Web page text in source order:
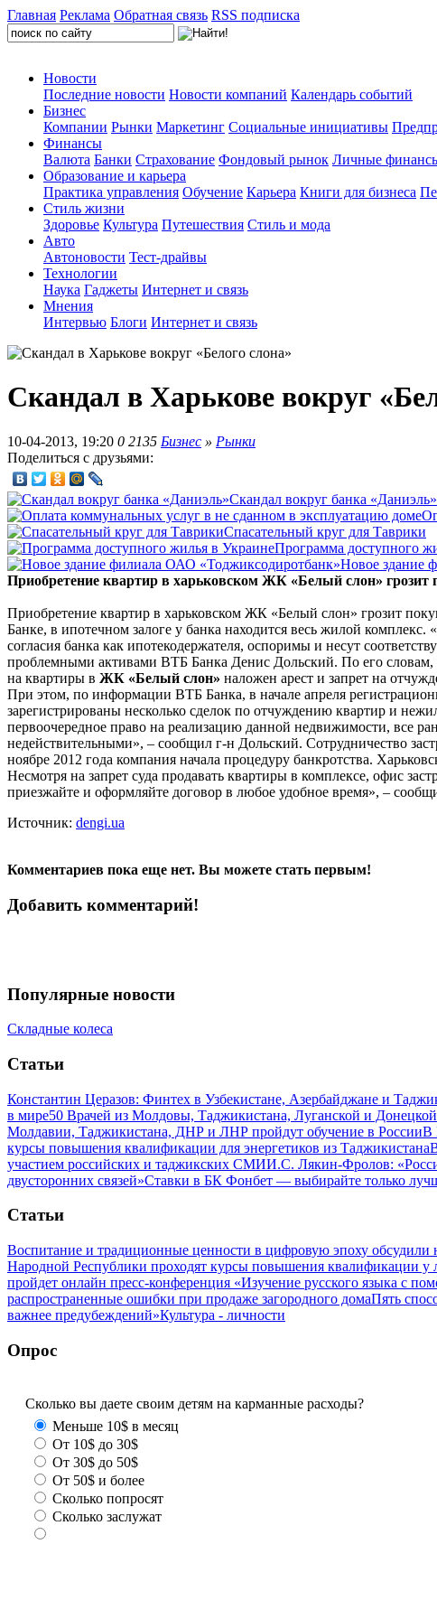
Главная Реклама Обратная связь RSS подписка
Новости
Последние новости Новости компаний Календарь событий
Бизнес
Компании Рынки Маркетинг Социальные инициативы
Финансы
Валюта Банки Страхование Фондовый рынок Личные
Образование и карьера
Практика управления Обучение Карьера Книги для бизнеса
Стиль жизни
Здоровье Культура Путешествия Стиль и мода
Авто
Автоновости Тест-драйвы
Технологии
Наука Гаджеты Интернет и связь
Мнения
Интервью Блоги Интернет и связь
Скандал в Харькове вокруг
10-04-2013, 19:20 0 2135 Бизнес » Рынки
Поделиться с друзьями:
Скандал вокруг банка «Даниэль»
Спасательный круг для Таврики
Программа доступного
Новое здание
Приобретение квартир в харьковском ЖК «Белый слон» грозит
Приобретение квартир в харьковском ЖК «Белый слон» грозит
Банке, в ипотечном залоге у банка находится весь жилой
согласия банка как ипотекодержателя, оспоримы и несут
проблемными активами ВТБ Банка Денис Дольский. По его словам,
на квартиры в ЖК «Белый слон» наложен арест и запрет на
При этом, по информации ВТБ Банка, в начале апреля
зарегистрированы несколько сделок по отчуждению квартир и
первоочередное право на реализацию данной недвижимости, все
недействительными», – сообщил г-н Дольский. Сотрудничество
ноябре 2012 года компания начала процедуру банкротства.
Несмотря на запрет суда продавать квартиры в комплексе, офис
приезжайте и оформляйте договор в любое удобное время», –
Источник: dengi.ua
Комментариев пока еще нет. Вы можете стать первым!
Добавить комментарий!
Популярные новости
Складные колеса
Статьи
Константин Церазов: Финтех в Узбекистане, Азербайджане и
в мире50 Врачей из Молдовы, Таджикистана, Луганской и
Молдавии, Таджикистана, ДНР и ЛНР пройдут обучение в РоссииВ
курсы повышения квалификации для энергетиков из Таджикистана
участием российских и таджикских СМИИ.С. Лякин-Фролов:
двусторонних связей»Ставки в БК Фонбет — выбирайте только
Статьи
Воспитание и традиционные ценности в цифровую эпоху
Народной Республики проходят курсы повышения квалификации у
пройдет онлайн пресс-конференция «Изучение русского языка с
распространенные ошибки при продаже загородного домаПять
важнее предубеждений»Культура - личности
Опрос
Сколько вы даете своим детям на карманные расходы?
Меньше 10$ в месяц
От 10$ до 30$
От 30$ до 50$
От 50$ и более
Сколько попросят
Сколько заслужат